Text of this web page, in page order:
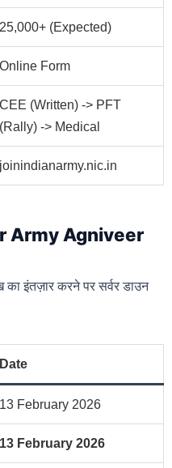
25,000+ (Expected)
Online Form
CEE (Written) -> PFT
(Rally) -> Medical
joinindianarmy.nic.in
Army Agniveer
का इंतज़ार करने पर सर्वर डाउन
Date
13 February 2026
13 February 2026